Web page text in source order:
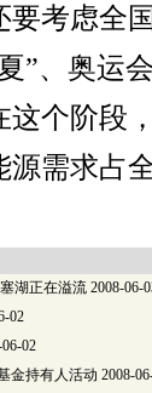
要考虑全
”、奥运
阶段，
源需求占
湖正在溢流 2008-06-
02
02
金持有人活动 2008-